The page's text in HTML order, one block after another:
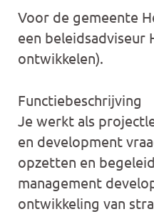
Voor de gemeente
een beleidsadviseur
ontwikkelen).
Functiebeschrijving
Je werkt als
en development
opzetten en
management
ontwikkeling van